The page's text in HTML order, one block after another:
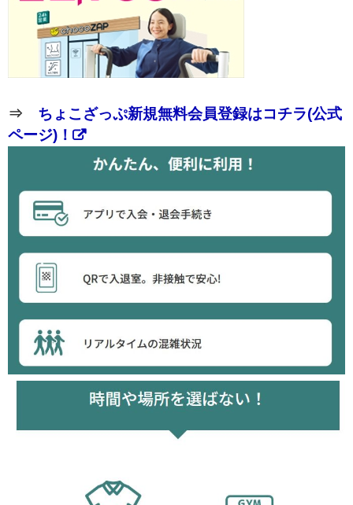
⇒ ちょこざっぷ新規無料会員登録はコチラ(公式
ページ)！